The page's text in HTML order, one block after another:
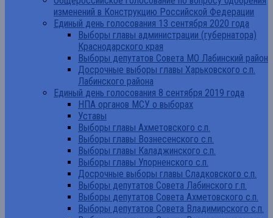
изменений в Конструкцию Российской Федерации
Единый день голосования 13 сентября 2020 года
Выборы главы администрации (губернатора)
Краснодарского края
Выборы депутатов Совета МО Лабинский район
Досрочные выборы главы Харьковского с.п.
Лабинского района
Единый день голосования 8 сентября 2019 года
НПА органов МСУ о выборах
Уставы
Выборы главы Ахметовского с.п.
Выборы главы Вознесенского с.п.
Выборы главы Каладжинского с.п.
Выборы главы Упорненского с.п.
Досрочные выборы главы Сладковского с.п.
Выборы депутатов Совета Лабинского г.п.
Выборы депутатов Совета Ахметовского с.п.
Выборы депутатов Совета Владимирского с.п.